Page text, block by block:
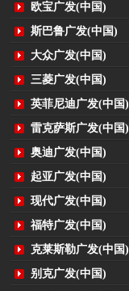
欧宝广发(中国)
斯巴鲁广发(中国)
大众广发(中国)
三菱广发(中国)
英菲尼迪广发(中国)
雷克萨斯广发(中国)
奥迪广发(中国)
起亚广发(中国)
现代广发(中国)
福特广发(中国)
克莱斯勒广发(中国)
别克广发(中国)